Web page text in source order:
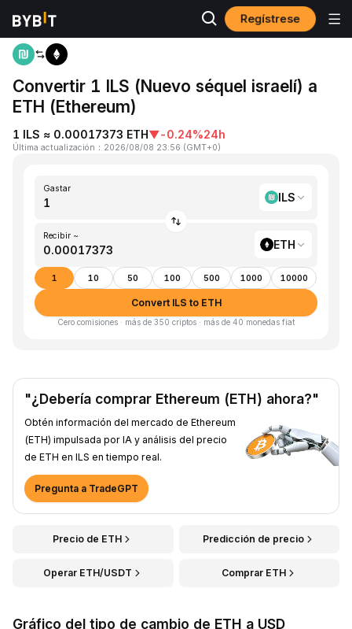
Regístrese
Inicio ILS to ETH
Convertir 1 ILS (Nuevo séquel israelí) a
ETH (Ethereum)
1 ILS ≈ 0.00017373 ETH▼-0.24%24h
Última actualización ： 2026/08/08 23:56 (GMT+0)
Gastar
ILS
Recibir ~
ETH
1 10 50 100 500 1000 10000
Convert ILS to ETH
Cero comisiones · más de 350 criptos · más de 40 monedas fiat
"¿Debería comprar Ethereum (ETH) ahora?"
Obtén información del mercado de Ethereum
(ETH) impulsada por IA y análisis del precio
de ETH en ILS en tiempo real.
Pregunta a TradeGPT
Precio de ETH Predicción de precio
Operar ETH/USDT Comprar ETH
Gráfico del tipo de cambio de ETH a USD